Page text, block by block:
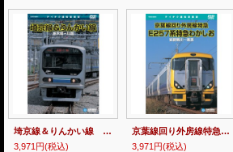
埼京線＆りんかい線 新木場－川越 【DVD】 ※販売を終了しました。
3,971円(税込)
京葉線回り外房線特急 E257系特急わかしお 安房鴨川〜東京 【DVD】※販売を終了しました。
3,971円(税込)